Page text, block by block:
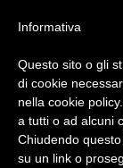
Politica
Informativa
Questo sito o gli
di cookie
nella cookie
a tutti o ad alcuni
Chiudendo
su un link o